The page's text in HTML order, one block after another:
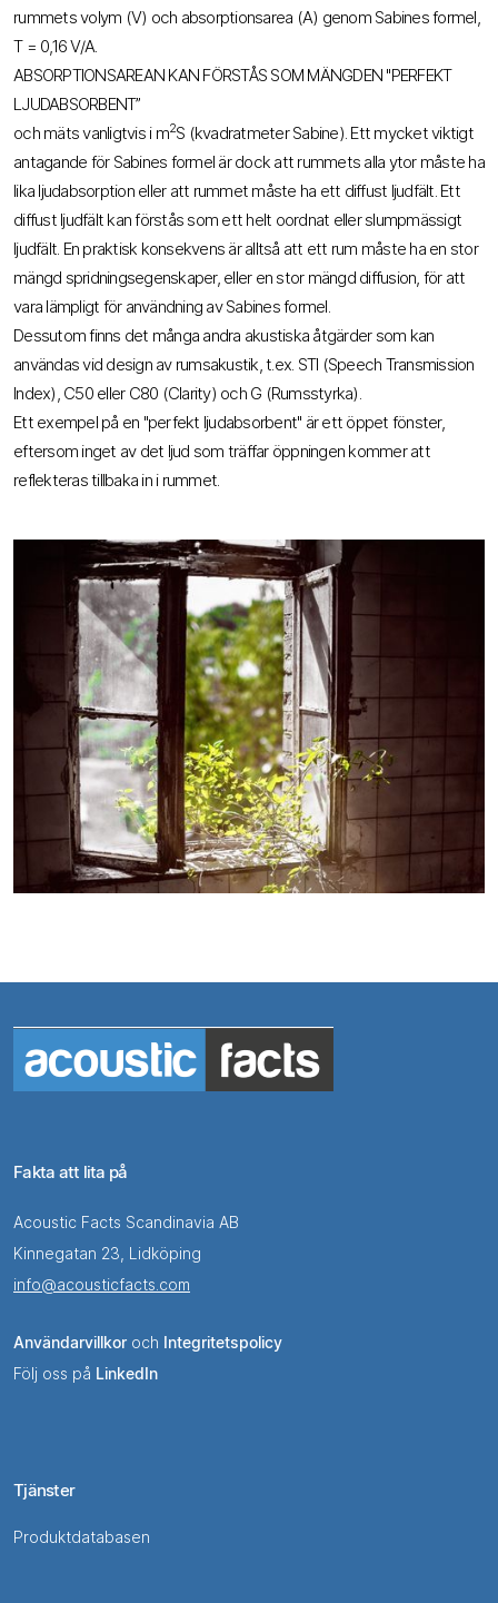
rummets volym (V) och absorptionsarea (A) genom Sabines formel,
T = 0,16 V/A.
ABSORPTIONSAREAN KAN FÖRSTÅS SOM MÄNGDEN "PERFEKT
LJUDABSORBENT”
och mäts vanligtvis i m2S (kvadratmeter Sabine). Ett mycket viktigt
antagande för Sabines formel är dock att rummets alla ytor måste ha
lika ljudabsorption eller att rummet måste ha ett diffust ljudfält. Ett
diffust ljudfält kan förstås som ett helt oordnat eller slumpmässigt
ljudfält. En praktisk konsekvens är alltså att ett rum måste ha en stor
mängd spridningsegenskaper, eller en stor mängd diffusion, för att
vara lämpligt för användning av Sabines formel.
Dessutom finns det många andra akustiska åtgärder som kan
användas vid design av rumsakustik, t.ex. STI (Speech Transmission
Index), C50 eller C80 (Clarity) och G (Rumsstyrka).
Ett exempel på en "perfekt ljudabsorbent" är ett öppet fönster,
eftersom inget av det ljud som träffar öppningen kommer att
reflekteras tillbaka in i rummet.
Fakta att lita på
Acoustic Facts Scandinavia AB
Kinnegatan 23, Lidköping
info@acousticfacts.com
Användarvillkor och Integritetspolicy
Följ oss på LinkedIn
Tjänster
Produktdatabasen